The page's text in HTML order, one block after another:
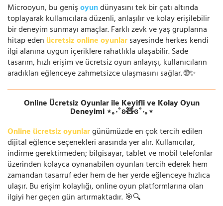
Microoyun, bu genişoyundünyasını tek bir çatı altında
toplayarak kullanıcılara düzenli, anlaşılır ve kolay erişilebilir
bir deneyim sunmayı amaçlar. Farklı zevk ve yaş gruplarına
hitap eden ücretsiz online oyunlarsayesinde herkes kendi
ilgi alanına uygun içeriklere rahatlıkla ulaşabilir. Sade
tasarım, hızlı erişim ve ücretsiz oyun anlayışı, kullanıcıların
aradıkları eğlenceye zahmetsizce ulaşmasını sağlar. 🌐✨
Online Ücretsiz Oyunlar ile Keyifli ve Kolay Oyun
Deneyimi ⋆｡‧˚ʚ🧸ɞ˚‧｡⋆
Online ücretsiz oyunlargünümüzde en çok tercih edilen
dijital eğlence seçenekleri arasında yer alır. Kullanıcılar,
indirme gerektirmeden; bilgisayar, tablet ve mobil telefonlar
üzerinden kolayca oynanabilen oyunları tercih ederek hem
zamandan tasarruf eder hem de her yerde eğlenceye hızlıca
ulaşır. Bu erişim kolaylığı, online oyun platformlarına olan
ilgiyi her geçen gün artırmaktadır. 🎯🔍